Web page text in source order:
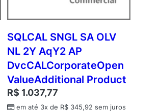
SQLCAL SNGL SA OLV
NL 2Y AqY2 AP
DvcCALCorporateOpen
ValueAdditional Product
R$ 1.037,77
em até 3x de R$345,92 sem juros